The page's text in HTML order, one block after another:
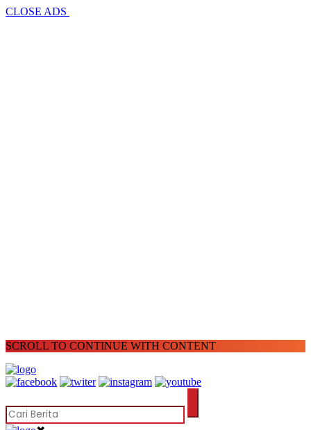
CLOSE ADS
SCROLL TO CONTINUE WITH CONTENT